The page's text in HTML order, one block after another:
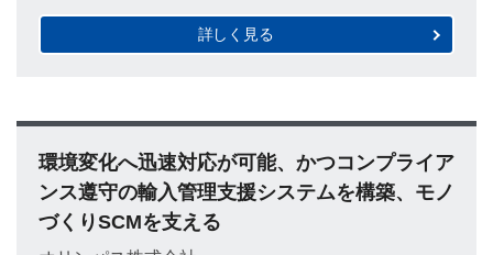
詳しく見る
環境変化へ迅速対応が可能、かつコンプライア
ンス遵守の輸入管理支援システムを構築、モノ
づくりSCMを支える